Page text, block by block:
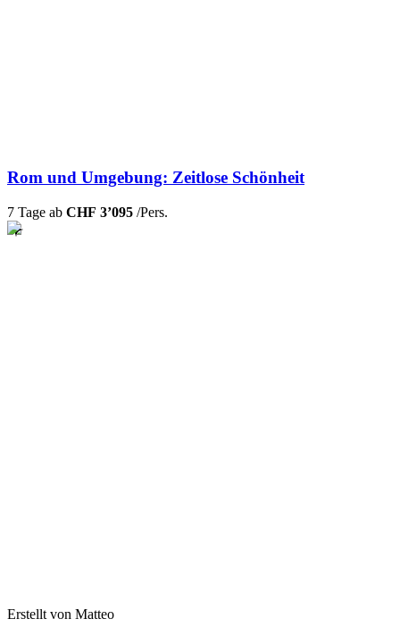
Rom und Umgebung: Zeitlose Schönheit
7 Tage ab CHF 3’095 /Pers.
Erstellt von Matteo